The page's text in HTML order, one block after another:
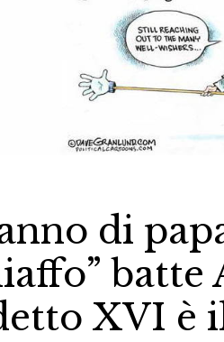
di
XVI è